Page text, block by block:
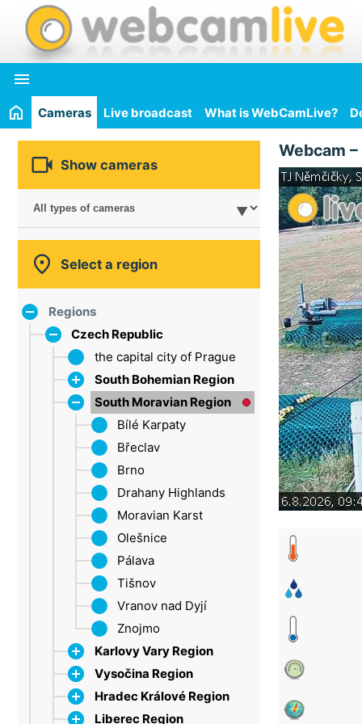

Cameras Live broadcast What is WebCamLive?
 Show cameras
 Select a region
Regions
Czech Republic
the capital city of Prague
South Bohemian Region
Dačice
Strakonice
Šumava
Lipno
Třeboň Region
South Moravian Region
Bílé Karpaty
Břeclav
Brno
Drahany Highlands
Moravian Karst
Olešnice
Pálava
Tišnov
Vranov nad Dyjí
Znojmo
Karlovy Vary Region
Ore Mountains
Marienbad
Sokolov
Vysočina Region
Jihlava
Třebíč
Hradec Králové Region
Broumovsko Protected
Liberec Region
Webcam –